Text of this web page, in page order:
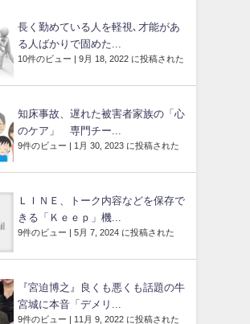
長く勤めている人を軽視､才能があ
る人ばかりで固めた...
10件のビュー | 9月 18, 2022 に投稿された
知床事故、遅れた被害者家族の「心
のケア」 専門チー...
9件のビュー | 1月 30, 2023 に投稿された
ＬＩＮＥ、トーク内容などを保存で
きる「Ｋｅｅｐ」機...
9件のビュー | 5月 7, 2024 に投稿された
『宮迫博之』良くも悪くも話題の牛
宮城に本音「デメリ...
9件のビュー | 11月 9, 2022 に投稿された